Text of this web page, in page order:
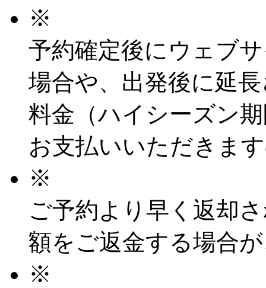
※
予約確定後にウェブ
場合や、出発後に延
料金（ハイシーズン
お支払いいただきま
※
ご予約より早く返却
額をご返金する場合
※